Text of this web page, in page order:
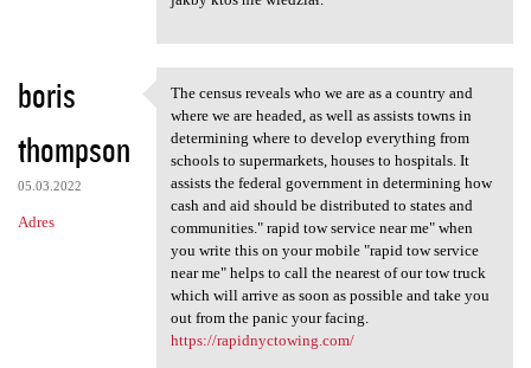
z
e
boris
thompson
05.03.2022
Adres
The census reveals who we are
The census reveals who we are as a country and
where we are headed, as well as assists towns in
determining where to develop everything from
schools to supermarkets, houses to hospitals. It
assists the federal government in determining how
cash and aid should be distributed to states and
communities." rapid tow service near me" when
you write this on your mobile "rapid tow service
near me" helps to call the nearest of our tow truck
which will arrive as soon as possible and take you
out from the panic your facing.
https://rapidnyctowing.com/